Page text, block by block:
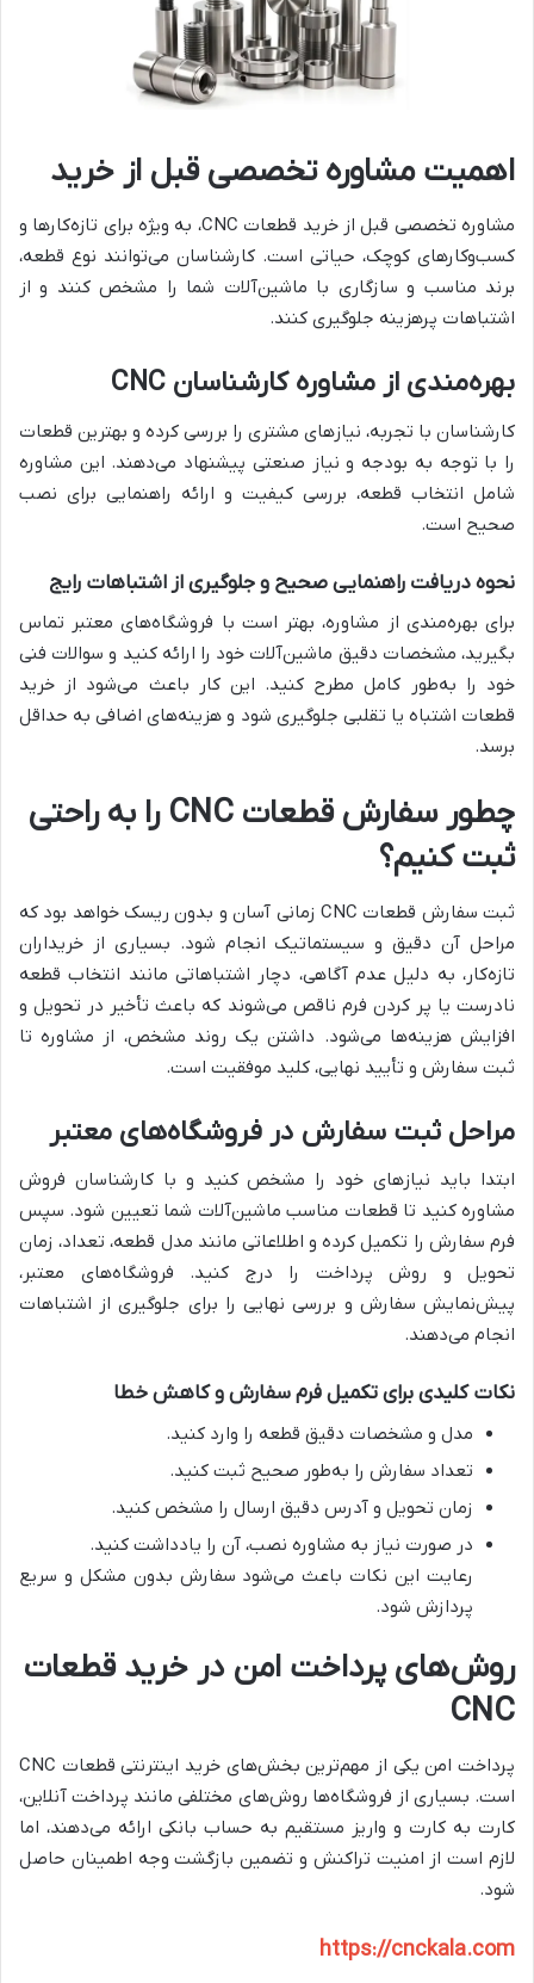
اهمیت مشاوره تخصصی قبل از خرید
مشاوره تخصصی قبل از خرید قطعات CNC، به ویژه برای تازه‌کارها و
کسب‌وکارهای کوچک، حیاتی است. کارشناسان می‌توانند نوع قطعه،
برند مناسب و سازگاری با ماشین‌آلات شما را مشخص کنند و از
اشتباهات پرهزینه جلوگیری کنند.
بهره‌مندی از مشاوره کارشناسان CNC
کارشناسان با تجربه، نیازهای مشتری را بررسی کرده و بهترین قطعات
را با توجه به بودجه و نیاز صنعتی پیشنهاد می‌دهند. این مشاوره
شامل انتخاب قطعه، بررسی کیفیت و ارائه راهنمایی برای نصب
صحیح است.
نحوه دریافت راهنمایی صحیح و جلوگیری از اشتباهات رایج
برای بهره‌مندی از مشاوره، بهتر است با فروشگاه‌های معتبر تماس
بگیرید، مشخصات دقیق ماشین‌آلات خود را ارائه کنید و سوالات فنی
خود را به‌طور کامل مطرح کنید. این کار باعث می‌شود از خرید
قطعات اشتباه یا تقلبی جلوگیری شود و هزینه‌های اضافی به حداقل
برسد.
چطور سفارش قطعات CNC را به راحتی
ثبت کنیم؟
ثبت سفارش قطعات CNC زمانی آسان و بدون ریسک خواهد بود که
مراحل آن دقیق و سیستماتیک انجام شود. بسیاری از خریداران
تازه‌کار، به دلیل عدم آگاهی، دچار اشتباهاتی مانند انتخاب قطعه
نادرست یا پر کردن فرم ناقص می‌شوند که باعث تأخیر در تحویل و
افزایش هزینه‌ها می‌شود. داشتن یک روند مشخص، از مشاوره تا
ثبت سفارش و تأیید نهایی، کلید موفقیت است.
مراحل ثبت سفارش در فروشگاه‌های معتبر
ابتدا باید نیازهای خود را مشخص کنید و با کارشناسان فروش
مشاوره کنید تا قطعات مناسب ماشین‌آلات شما تعیین شود. سپس
فرم سفارش را تکمیل کرده و اطلاعاتی مانند مدل قطعه، تعداد، زمان
تحویل و روش پرداخت را درج کنید. فروشگاه‌های معتبر،
پیش‌نمایش سفارش و بررسی نهایی را برای جلوگیری از اشتباهات
انجام می‌دهند.
نکات کلیدی برای تکمیل فرم سفارش و کاهش خطا
مدل و مشخصات دقیق قطعه را وارد کنید.
تعداد سفارش را به‌طور صحیح ثبت کنید.
زمان تحویل و آدرس دقیق ارسال را مشخص کنید.
در صورت نیاز به مشاوره نصب، آن را یادداشت کنید.
رعایت این نکات باعث می‌شود سفارش بدون مشکل و سریع
پردازش شود.
روش‌های پرداخت امن در خرید قطعات
CNC
پرداخت امن یکی از مهم‌ترین بخش‌های خرید اینترنتی قطعات CNC
است. بسیاری از فروشگاه‌ها روش‌های مختلفی مانند پرداخت آنلاین،
کارت به کارت و واریز مستقیم به حساب بانکی ارائه می‌دهند، اما
لازم است از امنیت تراکنش و تضمین بازگشت وجه اطمینان حاصل
شود.
https://cnckala.com